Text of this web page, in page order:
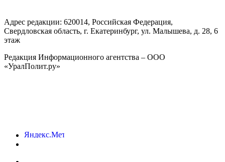
Адрес редакции: 620014, Российская Федерация,
Свердловская область, г. Екатеринбург, ул. Малышева, д. 28, 6
этаж
Редакция Информационного агентства – ООО
«УралПолит.ру»